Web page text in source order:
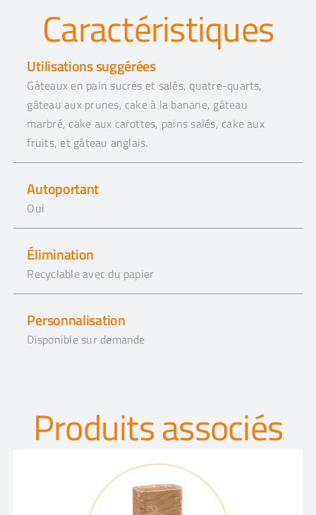
Caractéristiques
Utilisations suggérées
Gâteaux en pain sucrés et salés, quatre-quarts,
gâteau aux prunes, cake à la banane, gâteau
marbré, cake aux carottes, pains salés, cake aux
fruits, et gâteau anglais.
Autoportant
Oui
Élimination
Recyclable avec du papier
Personnalisation
Disponible sur demande
Produits associés